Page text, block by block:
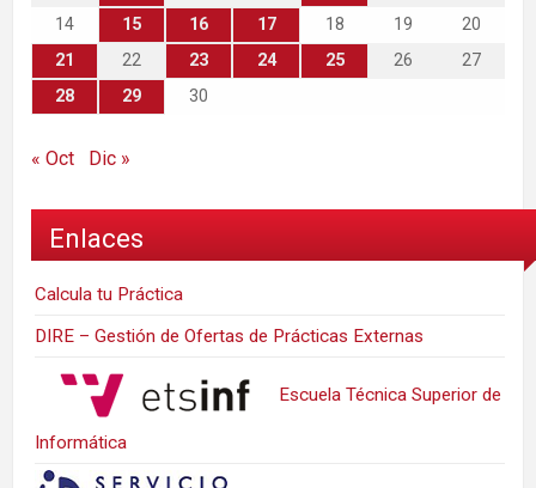
14
15 16 17 18 19
20
21
22 23 24 25 26
27
28
29 30
« Oct Dic »
Enlaces
Calcula tu Práctica
DIRE – Gestión de Ofertas de Prácticas Externas
Escuela Técnica Superior de
Informática